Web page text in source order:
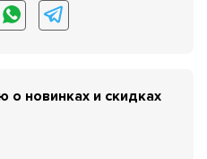
новинках и скидках